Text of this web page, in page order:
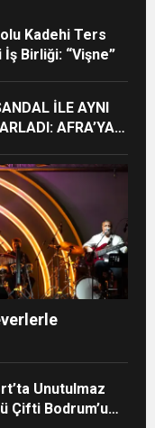
Kadehi Ters
İş Birliği: “Vişne”
İLE AYNI
AFRA’YA
Unutulmaz